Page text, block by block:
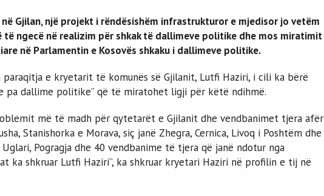
Gjilan, një projekt i rëndësishëm infrastrukturor e mjedisor jo vetëm
të ngecë në realizim për shkak të dallimeve politike dhe mos miratimit
në Parlamentin e Kosovës shkaku i dallimeve politike.
paraqitja e kryetarit të komunës së Gjilanit, Lutfi Haziri, i cili ka bërë
pa dallime politike” që të miratohet ligji për këtë ndihmë.
më të madh për qytetarët e Gjilanit dhe vendbanimet tjera afër
Stanishorka e Morava, siç janë Zhegra, Cernica, Livoq i Poshtëm dhe
Pogragja dhe 40 vendbanime të tjera që janë ndotur nga
ka shkruar Lutfi Haziri”, ka shkruar kryetari Haziri në profilin e tij në